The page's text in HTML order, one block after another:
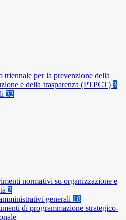
triennale per la prevenzione della
e della trasparenza (PTPCT) 3
32
normativi su organizzazione e
2
generali 18
di programmazione strategico-